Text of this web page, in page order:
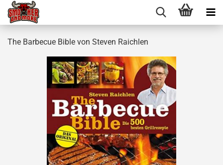
The Barbecue Bible von Steven Raichlen